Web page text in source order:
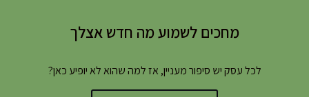
מחכים לשמוע מה חדש אצלך
לכל עסק יש סיפור מעניין, אז למה שהוא לא יופיע כאן?